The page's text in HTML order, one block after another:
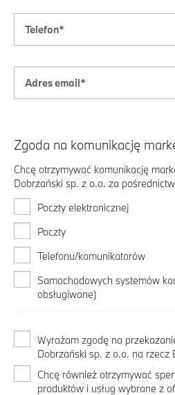
Zgoda na komunikację
Chcę otrzymywać komunikację
Dobrzański sp. z o.o. za
Poczty elektronicznej
Poczty
Telefonu/komunikatorów
Samochodowych systemów
obsługiwane)
Wyrażam zgodę na
Dobrzański sp. z o.o. na rzecz
Chcę również otrzymywać
produktów i usług wybrane z